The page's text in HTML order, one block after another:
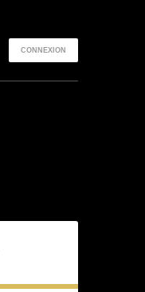
CONNEXION